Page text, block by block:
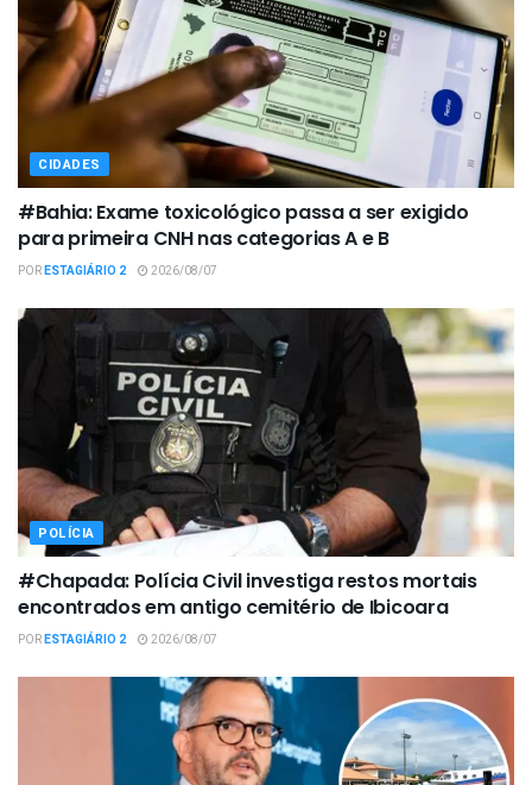
CIDADES
#Bahia: Exame toxicológico passa a ser exigido
para primeira CNH nas categorias A e B
PORESTAGIÁRIO 2 2026/08/07
POLÍCIA
#Chapada: Polícia Civil investiga restos mortais
encontrados em antigo cemitério de Ibicoara
PORESTAGIÁRIO 2 2026/08/07